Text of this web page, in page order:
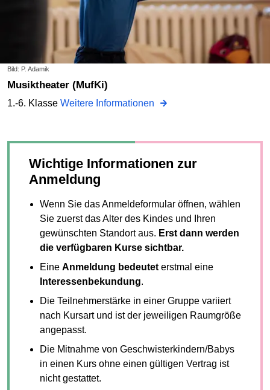
Bild: P. Adamik
Musiktheater (MufKi)
1.-6. Klasse Weitere Informationen
Wichtige Informationen zur
Anmeldung
Wenn Sie das Anmeldeformular öffnen, wählen
Sie zuerst das Alter des Kindes und Ihren
gewünschten Standort aus. Erst dann werden
die verfügbaren Kurse sichtbar.
Eine Anmeldung bedeuteterstmal eine
Interessenbekundung.
Die Teilnehmerstärke in einer Gruppe variiert
nach Kursart und ist der jeweiligen Raumgröße
angepasst.
Die Mitnahme von Geschwisterkindern/Babys
in einen Kurs ohne einen gültigen Vertrag ist
nicht gestattet.